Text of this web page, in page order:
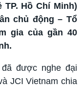
Hồ Chí Minh)
chủ động – Tổ
gia của gần 40
được nghe đại
JCI Vietnam chia